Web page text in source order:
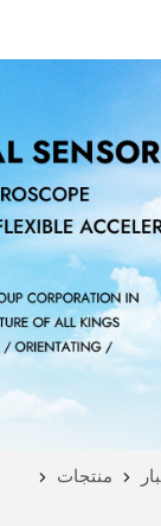
منتجات